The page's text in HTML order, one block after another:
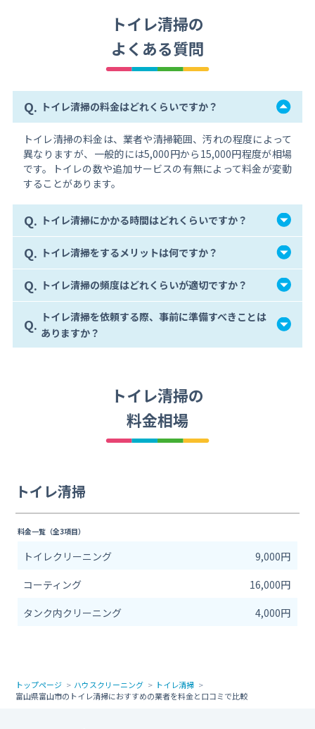
トイレ清掃の
よくある質問
Q. トイレ清掃の料金はどれくらいですか？
トイレ清掃の料金は、業者や清掃範囲、汚れの程度によって
異なりますが、一般的には5,000円から15,000円程度が相場
です。トイレの数や追加サービスの有無によって料金が変動
することがあります。
Q. トイレ清掃にかかる時間はどれくらいですか？
Q. トイレ清掃をするメリットは何ですか？
Q. トイレ清掃の頻度はどれくらいが適切ですか？
Q. トイレ清掃を依頼する際、事前に準備すべきことは
ありますか？
トイレ清掃の
料金相場
トイレ清掃
料金一覧（全3項目）
トイレクリーニング
9,000円
コーティング
16,000円
タンク内クリーニング
4,000円
トップページ ハウスクリーニング
トイレ清掃
富山県富山市のトイレ清掃におすすめの業者を料金と口コミで比較